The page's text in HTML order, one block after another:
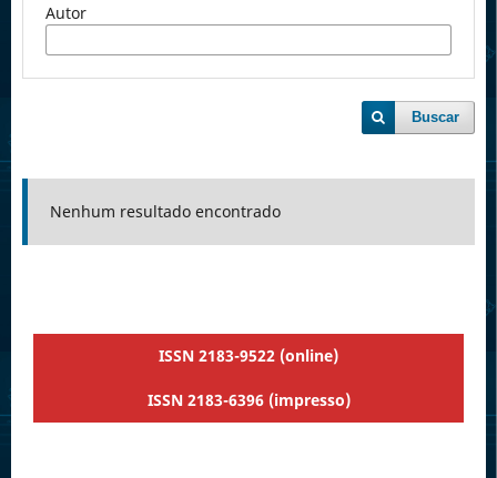
Autor
Buscar
Nenhum resultado encontrado
ISSN 2183-9522 (online)
ISSN 2183-6396 (impresso)